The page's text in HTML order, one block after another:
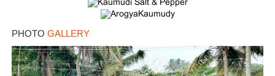
PHOTO GALLERY